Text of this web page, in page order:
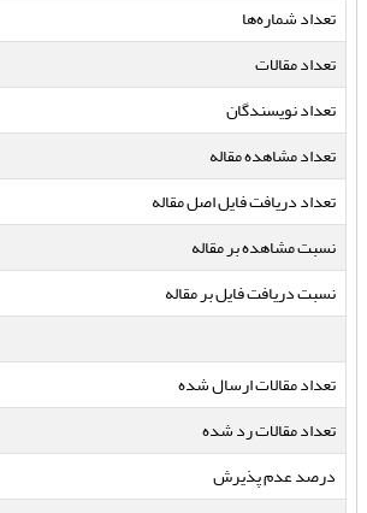
تعداد شماره‌ها
تعداد مقالات
تعداد نویسندگان
تعداد مشاهده مقاله
تعداد دریافت فایل اصل مقاله
نسبت مشاهده بر مقاله
نسبت دریافت فایل بر مقاله
تعداد مقالات ارسال شده
تعداد مقالات رد شده
درصد عدم پذیرش